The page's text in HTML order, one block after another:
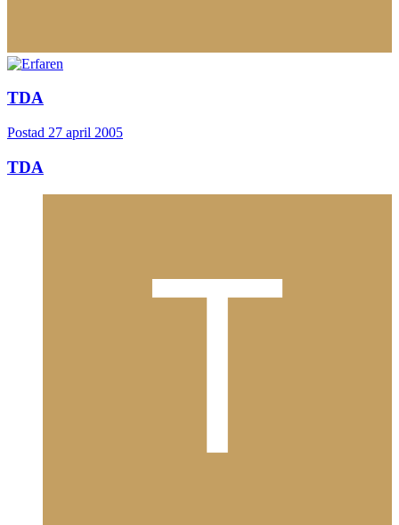
TDA
Postad 27 april 2005
TDA